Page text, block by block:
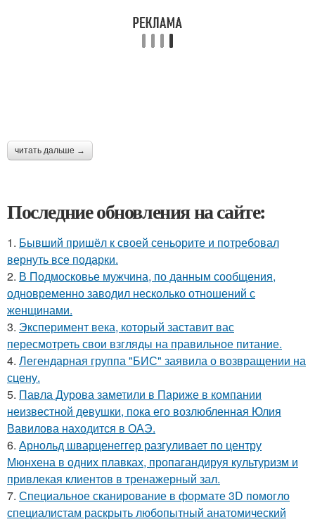
читать дальше →
Последние обновления на сайте:
1. Бывший пришёл к своей сеньорите и потребовал
вернуть все подарки.
2. В Подмосковье мужчина, по данным сообщения,
одновременно заводил несколько отношений с
женщинами.
3. Эксперимент века, который заставит вас
пересмотреть свои взгляды на правильное питание.
4. Легендарная группа "БИС" заявила о возвращении на
сцену.
5. Павла Дурова заметили в Париже в компании
неизвестной девушки, пока его возлюбленная Юлия
Вавилова находится в ОАЭ.
6. Арнольд шварценеггер разгуливает по центру
Мюнхена в одних плавках, пропагандируя культуризм и
привлекая клиентов в тренажерный зал.
7. Специальное сканирование в формате 3D помогло
специалистам раскрыть любопытный анатомический